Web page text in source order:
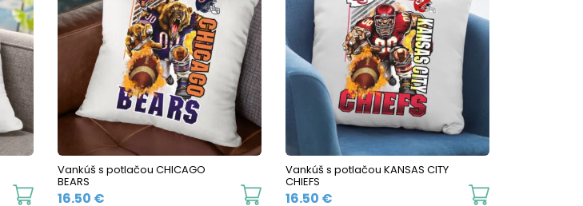
Vankúš s potlačou CHICAGO
BEARS
16.50 €
Vankúš s potlačou KANSAS CITY
CHIEFS
16.50 €